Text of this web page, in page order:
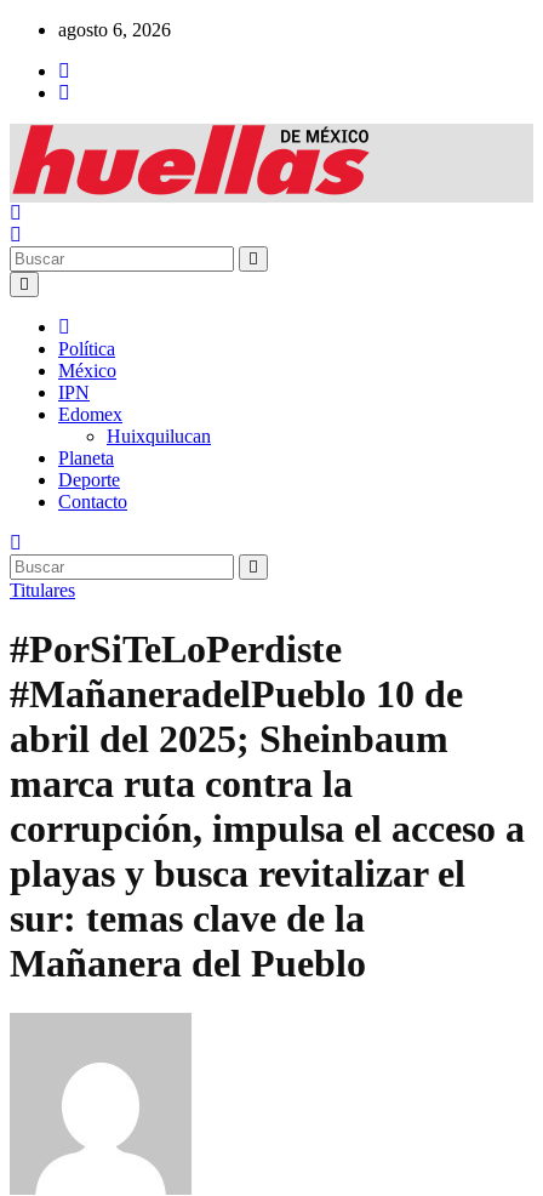
contenido
agosto 6, 2026
Política
México
IPN
Edomex
Huixquilucan
Planeta
Deporte
Contacto
Titulares
#PorSiTeLoPerdiste
#MañaneradelPueblo 10 de
abril del 2025; Sheinbaum
marca ruta contra la
corrupción, impulsa el acceso a
playas y busca revitalizar el
sur: temas clave de la
Mañanera del Pueblo